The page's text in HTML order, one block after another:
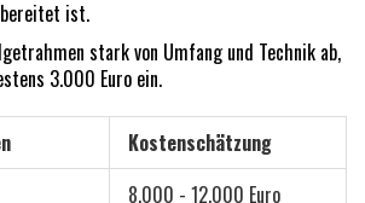
ist.
stark von Umfang und Technik ab,
3.000 Euro ein.
Kostenschätzung
8.000 - 12.000 Euro